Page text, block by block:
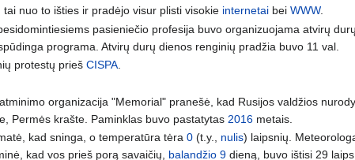
tai nuo to išties ir pradėjo visur plisti visokie internetai beiWWW.
pasieniečio profesija buvo organizuojama atvirų
programa. Atvirų durų dienos renginių pradžia buvo 11 val.
protestų priešCISPA
organizacija "Memorial" pranešė, kad Rusijos valdžios
Permės krašte. Paminklas buvo pastatytas 2016 metais.
kad sninga, o temperatūra tėra0 (t.y., nulis) laipsnių.
kad vos prieš porą savaičių, balandžio 9 dieną, buvo ištisi 29